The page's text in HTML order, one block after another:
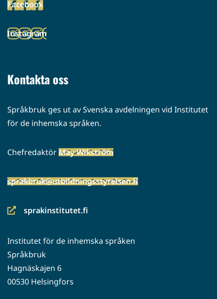
palveluun)
Facebook
(siirryt
palveluun)
Instagram
(siirryt
Kontakta oss
Språkbruk ges ut av Svenska avdelningen vid Institutet
för de inhemska språken.
ChefredaktörMay Wikström
sprakbruk@utbildningsstyrelsen.fi
sprakinstitutet.fi
(siirryt
palveluun)
Institutet för de inhemska språken
Språkbruk
Hagnäskajen 6
00530 Helsingfors